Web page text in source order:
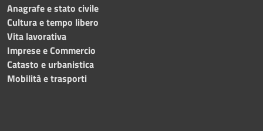
Anagrafe e stato civile
Cultura e tempo libero
Vita lavorativa
Imprese e Commercio
Catasto e urbanistica
Mobilità e trasporti